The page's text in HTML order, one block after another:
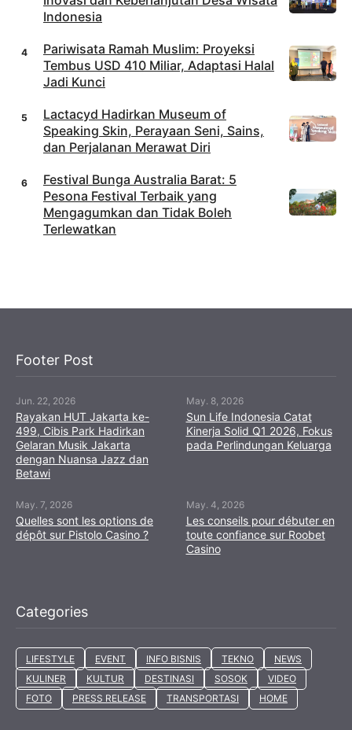
Indonesia
Pariwisata Ramah Muslim: Proyeksi
Tembus USD 410 Miliar, Adaptasi Halal
Jadi Kunci
Lactacyd Hadirkan Museum of
Speaking Skin, Perayaan Seni, Sains,
dan Perjalanan Merawat Diri
Festival Bunga Australia Barat: 5
Pesona Festival Terbaik yang
Mengagumkan dan Tidak Boleh
Terlewatkan
Footer Post
Jun. 22, 2026
Rayakan HUT Jakarta ke-
499, Cibis Park Hadirkan
Gelaran Musik Jakarta
dengan Nuansa Jazz dan
Betawi
May. 8, 2026
Sun Life Indonesia Catat
Kinerja Solid Q1 2026, Fokus
pada Perlindungan Keluarga
May. 7, 2026
Quelles sont les options de
dépôt sur Pistolo Casino ?
May. 4, 2026
Les conseils pour débuter en
toute confiance sur Roobet
Casino
Categories
LIFESTYLE EVENT INFO BISNIS TEKNO
NEWS
KULINER
KULTUR DESTINASI SOSOK
VIDEO
FOTO
PRESS RELEASE TRANSPORTASI HOME